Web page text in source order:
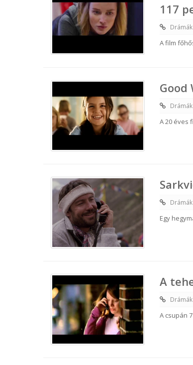
117
Drámák
A film
Good
Drámák
A 20 éves
Drámák
Egy
A
Drámák
A csupán